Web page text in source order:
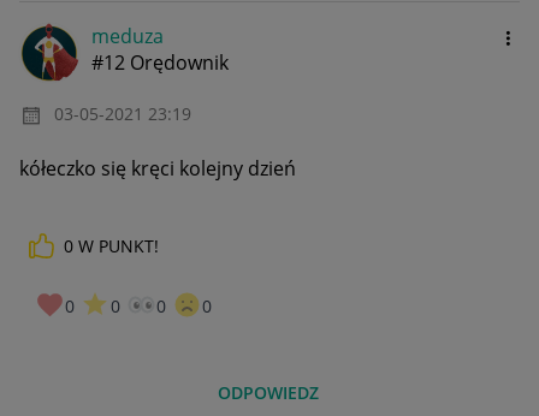
meduza
#12 Orędownik
‎03-05-2021 23:19
kółeczko się kręci kolejny dzień
0 W PUNKT!
0 0 0 0
ODPOWIEDZ